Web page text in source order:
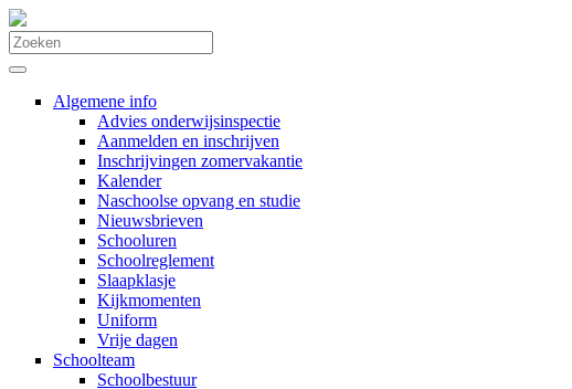
Algemene info
Advies onderwijsinspectie
Aanmelden en inschrijven
Inschrijvingen zomervakantie
Kalender
Naschoolse opvang en studie
Nieuwsbrieven
Schooluren
Schoolreglement
Slaapklasje
Kijkmomenten
Uniform
Vrije dagen
Schoolteam
Schoolbestuur